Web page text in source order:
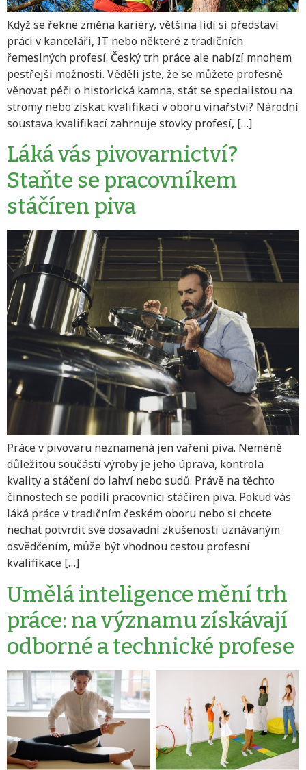
Když se řekne změna kariéry, většina lidí si představí
práci v kanceláři, IT nebo některé z tradičních
řemeslných profesí. Český trh práce ale nabízí mnohem
pestřejší možnosti. Věděli jste, že se můžete profesně
věnovat péči o historická kamna, stát se specialistou na
stromy nebo získat kvalifikaci v oboru vinařství? Národní
soustava kvalifikací zahrnuje stovky profesí, […]
Láká vás pivovarnictví?
Staňte se pracovníkem
stáčíren piva
Práce v pivovaru neznamená jen vaření piva. Neméně
důležitou součástí výroby je jeho úprava, kontrola
kvality a stáčení do lahví nebo sudů. Právě na těchto
činnostech se podílí pracovníci stáčíren piva. Pokud vás
láká práce v tradičním českém oboru nebo si chcete
nechat potvrdit své dosavadní zkušenosti uznávaným
osvědčením, může být vhodnou cestou profesní
kvalifikace […]
Umělá inteligence mění trh
práce: na významu získávají
odborné a technické profese